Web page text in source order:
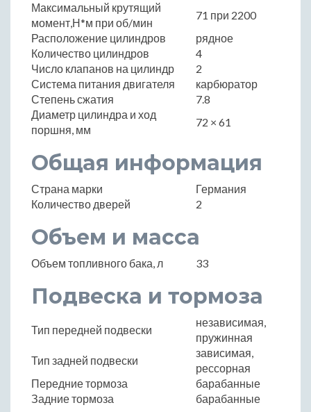
Максимальный крутящий
момент,Н*м при об/мин
71 при 2200
Расположение цилиндров
рядное
Количество цилиндров
4
Число клапанов на цилиндр
2
Система питания двигателя
карбюратор
Степень сжатия
7.8
Диаметр цилиндра и ход
поршня, мм
72 × 61
Общая информация
Страна марки
Германия
Количество дверей
2
Объем и масса
Объем топливного бака, л 33
Подвеска и тормоза
Тип передней подвески
независимая,
пружинная
Тип задней подвески
зависимая,
рессорная
Передние тормоза
барабанные
Задние тормоза
барабанные